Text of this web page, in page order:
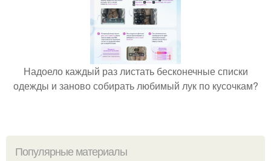
Надоело каждый раз листать бесконечные списки
одежды и заново собирать любимый лук по кусочкам?
Популярные материалы